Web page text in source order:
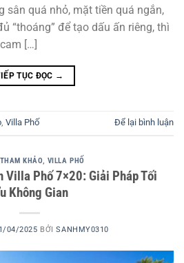
sân quá nhỏ, mặt tiền quá ngắn,
“thoáng” để tạo dấu ấn riêng, thì
[…]
TỤC ĐỌC →
Villa Phố Để lại bình luận
KHẢO, VILLA PHỐ
Villa Phố 7×20: Giải Pháp Tối
Không Gian
04/2025 BỞISANHMY0310